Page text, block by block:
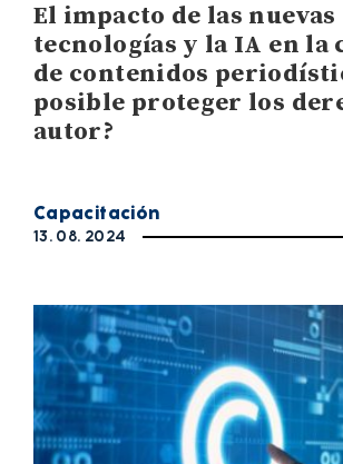
El impacto de las nuevas
tecnologías y la IA en la
de contenidos
posible proteger los
autor?
Capacitación
13. 08. 2024